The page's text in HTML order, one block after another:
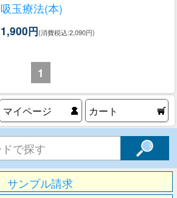
吸玉療法(本)
1,900円(消費税込:2,090円)
1
マイページ カート
サンプル請求